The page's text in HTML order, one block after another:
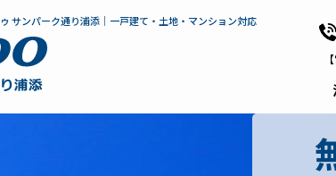
サンパーク通り浦添｜一戸建て・土地・マンション対応